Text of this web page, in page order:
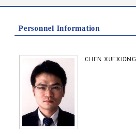
Personnel Information
CHEN XUEXIONG